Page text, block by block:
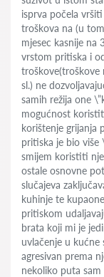
isprva počela
troškova na (u
mjesec kasnije na
vrstom pritiska i
troškove(troškove
sl.) ne
samih režija one
mogućnost
korištenje grijanja
pritiska je bio više
smijem koristiti
ostale osnovne
slučajeva
kuhinje te
pritiskom
brata koji mi je
uvlačenje u
agresivan prema
nekoliko puta